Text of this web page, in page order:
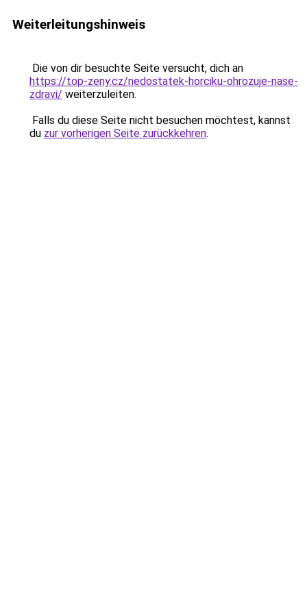
Weiterleitungshinweis
Die von dir besuchte Seite versucht, dich an
https://top-zeny.cz/nedostatek-horciku-ohrozuje-nase-
zdravi/ weiterzuleiten.
Falls du diese Seite nicht besuchen möchtest, kannst
du zur vorherigen Seite zurückkehren.